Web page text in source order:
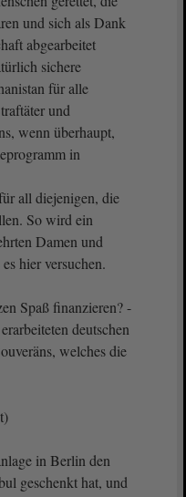
und sich als Dank
abgearbeitet
sichere
für alle
und
wenn überhaupt,
in
all diejenigen, die
So wird ein
Damen und
hier versuchen.
Spaß finanzieren? -
deutschen
welches die
in Berlin den
geschenkt hat, und